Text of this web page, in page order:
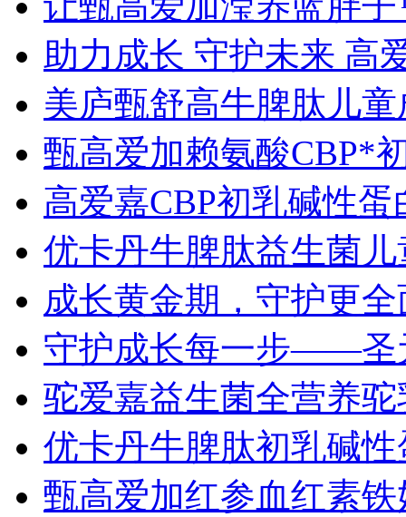
助力成长 守护未来 高
美庐甄舒高牛脾肽儿
甄高爱加赖氨酸CBP*
高爱嘉CBP初乳碱性
优卡丹牛脾肽益生菌
成长黄金期，守护更
守护成长每一步——圣
驼爱嘉益生菌全营养
优卡丹牛脾肽初乳碱
甄高爱加红参血红素